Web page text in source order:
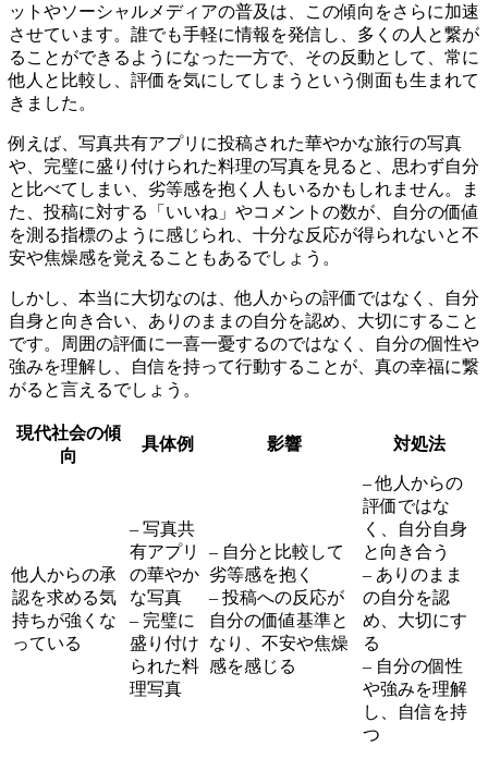
ットやソーシャルメディアの普及は、この傾向をさらに加速
させています。誰でも手軽に情報を発信し、多くの人と繋が
ることができるようになった一方で、その反動として、 常に
他人と比較し、評価を気にしてしまう という側面も生まれて
きました。
例えば、写真共有アプリに投稿された華やかな旅行の写真
や、完璧に盛り付けられた料理の写真を見ると、思わず自分
と比べてしまい、劣等感を抱く人もいるかもしれません。ま
た、投稿に対する「いいね」やコメントの数が、
自分の価値
を測る指標のように感じられ、十分な反応が得られないと不
安や焦燥感を覚えることもあるでしょう。
しかし、本当に大切なのは、他人からの評価ではなく、自分
自身と向き合い、ありのままの自分を認め、大切にすること
です。周囲の評価に一喜一憂するのではなく、自分の個性や
強みを理解し、自信を持って行動することが、真の幸福に繋
がると言えるでしょう。
現代社会の傾
向
具体例 影響 対処法
他人からの承
認を求める気
持ちが強くな
っている
– 写真共
有アプリ
の華やか
な写真
– 完璧に
盛り付け
られた料
理写真
– 自分と比較して
劣等感を抱く
– 投稿への反応が
自分の価値基準と
なり、不安や焦燥
感を感じる
– 他人からの
評価ではな
く、自分自身
と向き合う
– ありのまま
の自分を認
め、大切にす
る
– 自分の個性
や強みを理解
し、自信を持
つ